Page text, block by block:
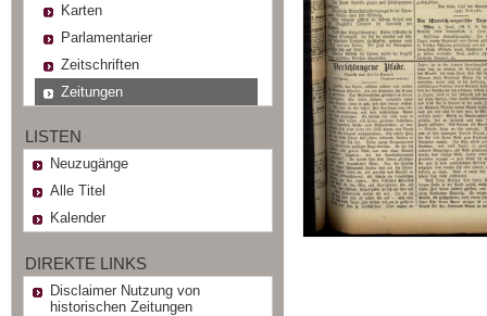
Karten
Parlamentarier
Zeitschriften
Zeitungen
LISTEN
Neuzugänge
Alle Titel
Kalender
DIREKTE LINKS
Disclaimer Nutzung von
historischen Zeitungen